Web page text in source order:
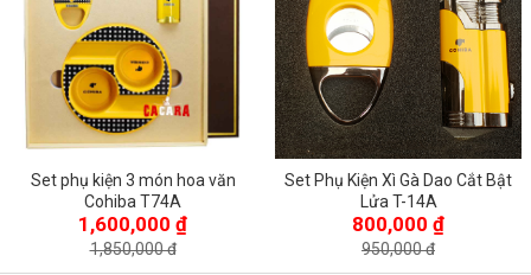
Set phụ kiện 3 món hoa văn
Cohiba T74A
1,600,000 ₫
1,850,000 đ
Set Phụ Kiện Xì Gà Dao Cắt Bật
Lửa T-14A
800,000 ₫
950,000 đ